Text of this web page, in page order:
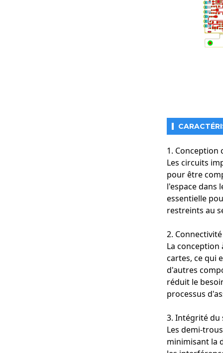
1. Conception
Les circuits
pour être
l'espace dans
essentielle
restreints au
2.
La
cartes, ce qui
d'autres
réduit le
processus
3. Intégrité du
Les demi-
minimisant la